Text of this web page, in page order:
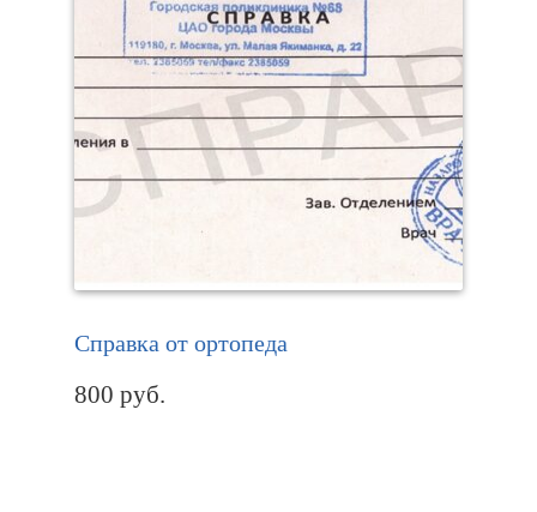
Справка от ортопеда
800 руб.